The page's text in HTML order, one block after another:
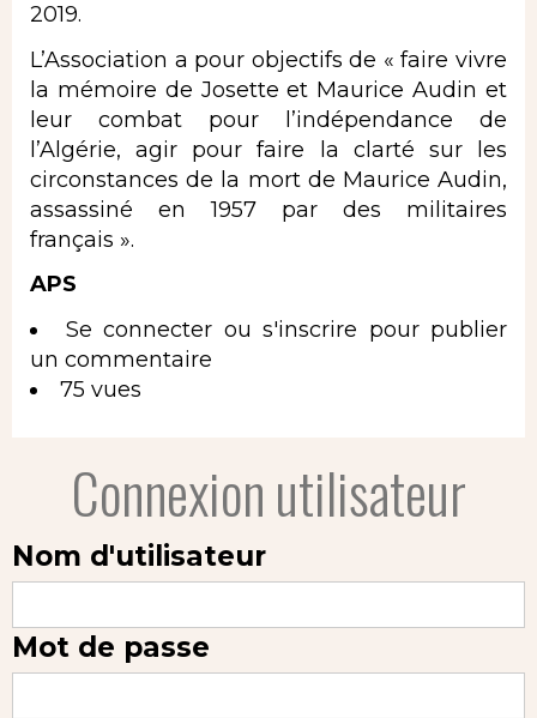
2019.
L’Association a pour objectifs de « faire vivre
la mémoire de Josette et Maurice Audin et
leur combat pour l’indépendance de
l’Algérie, agir pour faire la clarté sur les
circonstances de la mort de Maurice Audin,
assassiné en 1957 par des militaires
français ».
APS
Se connecter ou s'inscrire pour publier
un commentaire
75 vues
Connexion utilisateur
Nom d'utilisateur
Mot de passe